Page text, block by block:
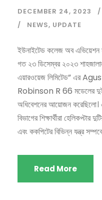
DECEMBER 24, 2023
NEWS, UPDATE
ইউনাইটেড কলেজ অব এভিয়েশন
গত ২৩ ডিসেম্বর ২০২৩
এয়ারওয়েজ লিমিটেড” এর
Robinson R 66 মডেলের দুইটি
অধিবেশনের আয়োজন করেছিলো।
বিভাগের শিক্ষার্থীরা হেলিকপ্টার
এবং ককপিটের বিভিন্ন যন্ত্র
Read More